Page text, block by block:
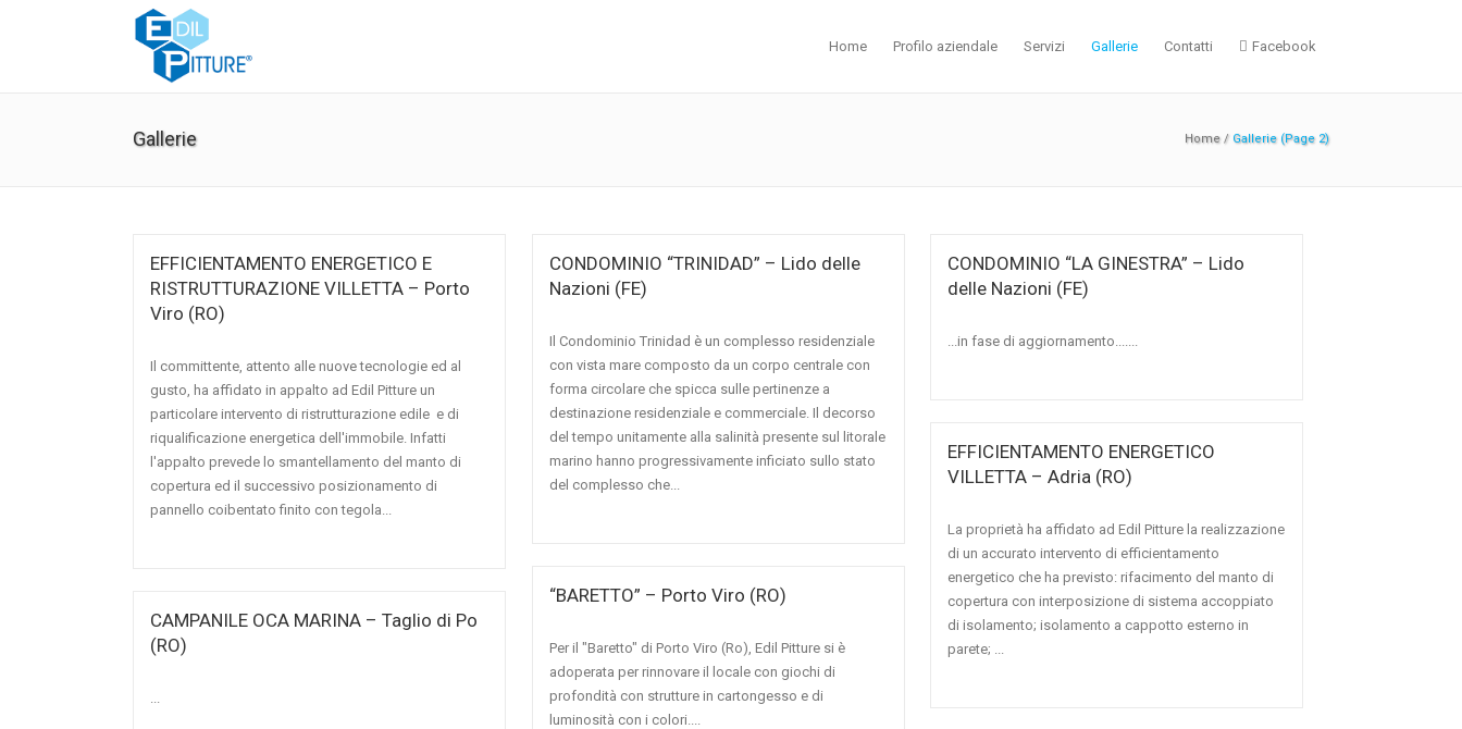
Home Profilo aziendale Servizi Gallerie Contatti Facebook
Gallerie Home / Gallerie (Page 2)
EFFICIENTAMENTO ENERGETICO E
RISTRUTTURAZIONE VILLETTA – Porto
Viro (RO)
Il committente, attento alle nuove tecnologie ed al
gusto, ha affidato in appalto ad Edil Pitture un
particolare intervento di ristrutturazione edile e di
riqualificazione energetica dell'immobile. Infatti
l'appalto prevede lo smantellamento del manto di
copertura ed il successivo posizionamento di
pannello coibentato finito con tegola...
CONDOMINIO “TRINIDAD” – Lido delle
Nazioni (FE)
Il Condominio Trinidad è un complesso residenziale
con vista mare composto da un corpo centrale con
forma circolare che spicca sulle pertinenze a
destinazione residenziale e commerciale. Il decorso
del tempo unitamente alla salinità presente sul litorale
marino hanno progressivamente inficiato sullo stato
del complesso che...
CONDOMINIO “LA GINESTRA” – Lido
delle Nazioni (FE)
...in fase di aggiornamento.......
EFFICIENTAMENTO ENERGETICO
VILLETTA – Adria (RO)
La proprietà ha affidato ad Edil Pitture la realizzazione
di un accurato intervento di efficientamento
energetico che ha previsto: rifacimento del manto di
copertura con interposizione di sistema accoppiato
di isolamento; isolamento a cappotto esterno in
parete; ...
“BARETTO” – Porto Viro (RO)
Per il "Baretto" di Porto Viro (Ro), Edil Pitture si è
adoperata per rinnovare il locale con giochi di
profondità con strutture in cartongesso e di
luminosità con i colori....
CAMPANILE OCA MARINA – Taglio di Po
(RO)
...